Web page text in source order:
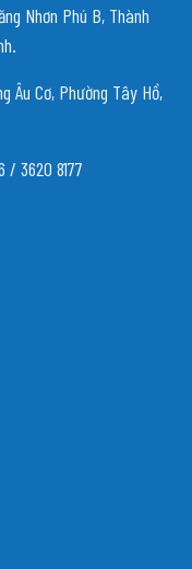
Nhơn Phú B, Thành
Âu Cơ, Phường Tây Hồ,
/ 3620 8177